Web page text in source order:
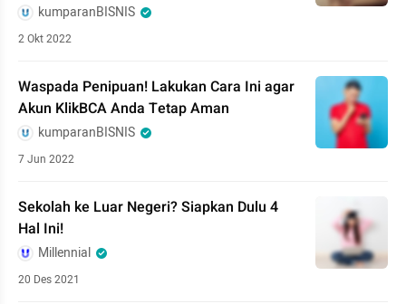
kumparanBISNIS
2 Okt 2022
Waspada Penipuan! Lakukan Cara Ini agar
Akun KlikBCA Anda Tetap Aman
kumparanBISNIS
7 Jun 2022
Sekolah ke Luar Negeri? Siapkan Dulu 4
Hal Ini!
Millennial
20 Des 2021